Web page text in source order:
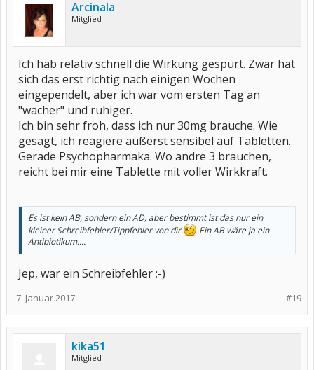
Arcinala
Mitglied
Ich hab relativ schnell die Wirkung gespürt. Zwar hat
sich das erst richtig nach einigen Wochen
eingependelt, aber ich war vom ersten Tag an
"wacher" und ruhiger.
Ich bin sehr froh, dass ich nur 30mg brauche. Wie
gesagt, ich reagiere äußerst sensibel auf Tabletten.
Gerade Psychopharmaka. Wo andre 3 brauchen,
reicht bei mir eine Tablette mit voller Wirkkraft.
Es ist kein AB, sondern ein AD, aber bestimmt ist das nur ein
kleiner Schreibfehler/Tippfehler von dir.
Ein AB wäre ja ein
Antibiotikum....
Jep, war ein Schreibfehler ;-)
#19
7. Januar 2017
kika51
Mitglied